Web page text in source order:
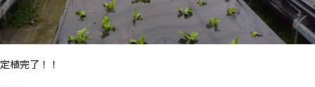
定植完了！！